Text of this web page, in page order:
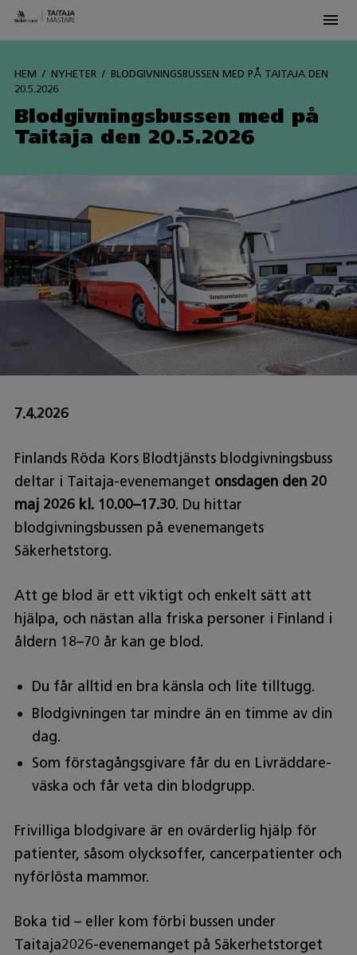
HEM NYHETER
BLODGIVNINGSBUSSEN MED PÅ TAITAJA DEN
20.5.2026
Blodgivningsbussen med på
Taitaja den 20.5.2026
7.4.2026
Finlands Röda Kors Blodtjänsts blodgivningsbuss
deltar i Taitaja-evenemanget onsdagen den 20
maj 2026 kl. 10.00–17.30. Du hittar
blodgivningsbussen på evenemangets
Säkerhetstorg.
Att ge blod är ett viktigt och enkelt sätt att
hjälpa, och nästan alla friska personer i Finland i
åldern 18–70 år kan ge blod.
Du får alltid en bra känsla och lite tilltugg.
Blodgivningen tar mindre än en timme av din
dag.
Som förstagångsgivare får du en Livräddare-
väska och får veta din blodgrupp.
Frivilliga blodgivare är en ovärderlig hjälp för
patienter, såsom olycksoffer, cancerpatienter och
nyförlösta mammor.
Boka tid – eller kom förbi bussen under
Taitaja2026-evenemanget på Säkerhetstorget